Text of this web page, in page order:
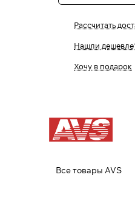
Рассчитать
Нашли
Хочу в подарок
Все товары AVS